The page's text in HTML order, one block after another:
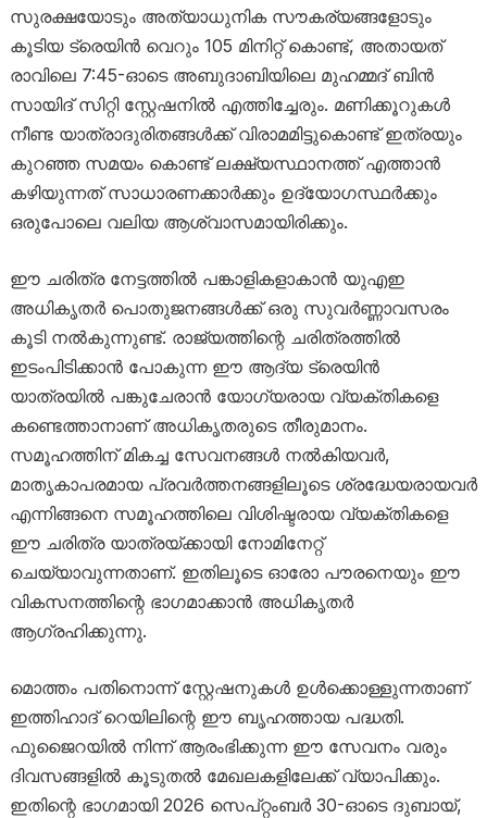
സുരക്ഷയോടും അത്യാധുനിക സൗകര്യങ്ങളോടും
കൂടിയ ട്രെയിൻ വെറും 105 മിനിറ്റ് കൊണ്ട്, അതായത്
രാവിലെ 7:45-ഓടെ അബുദാബിയിലെ മുഹമ്മദ് ബിൻ
സായിദ് സിറ്റി സ്റ്റേഷനിൽ എത്തിച്ചേരും. മണിക്കൂറുകൾ
നീണ്ട യാത്രാദുരിതങ്ങൾക്ക് വിരാമമിട്ടുകൊണ്ട് ഇത്രയും
കുറഞ്ഞ സമയം കൊണ്ട് ലക്ഷ്യസ്ഥാനത്ത് എത്താൻ
കഴിയുന്നത് സാധാരണക്കാർക്കും ഉദ്യോഗസ്ഥർക്കും
ഒരുപോലെ വലിയ ആശ്വാസമായിരിക്കും.
ഈ ചരിത്ര നേട്ടത്തിൽ പങ്കാളികളാകാൻ യുഎഇ
അധികൃതർ പൊതുജനങ്ങൾക്ക് ഒരു സുവർണ്ണാവസരം
കൂടി നൽകുന്നുണ്ട്. രാജ്യത്തിന്റെ ചരിത്രത്തിൽ
ഇടംപിടിക്കാൻ പോകുന്ന ഈ ആദ്യ ട്രെയിൻ
യാത്രയിൽ പങ്കുചേരാൻ യോഗ്യരായ വ്യക്തികളെ
കണ്ടെത്താനാണ് അധികൃതരുടെ തീരുമാനം.
സമൂഹത്തിന് മികച്ച സേവനങ്ങൾ നൽകിയവർ,
മാതൃകാപരമായ പ്രവർത്തനങ്ങളിലൂടെ ശ്രദ്ധേയരായവർ
എന്നിങ്ങനെ സമൂഹത്തിലെ വിശിഷ്ടരായ വ്യക്തികളെ
ഈ ചരിത്ര യാത്രയ്ക്കായി നോമിനേറ്റ്
ചെയ്യാവുന്നതാണ്. ഇതിലൂടെ ഓരോ പൗരനെയും ഈ
വികസനത്തിന്റെ ഭാഗമാക്കാൻ അധികൃതർ
ആഗ്രഹിക്കുന്നു.
മൊത്തം പതിനൊന്ന് സ്റ്റേഷനുകൾ ഉൾക്കൊള്ളുന്നതാണ്
ഇത്തിഹാദ് റെയിലിന്റെ ഈ ബൃഹത്തായ പദ്ധതി.
ഫുജൈറയിൽ നിന്ന് ആരംഭിക്കുന്ന ഈ സേവനം വരും
ദിവസങ്ങളിൽ കൂടുതൽ മേഖലകളിലേക്ക് വ്യാപിക്കും.
ഇതിന്റെ ഭാഗമായി 2026 സെപ്റ്റംബർ 30-ഓടെ ദുബായ്,